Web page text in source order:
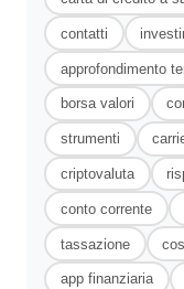
contatti
approfondimento
borsa valori
strumenti
criptovaluta
conto corrente
tassazione
app finanziaria